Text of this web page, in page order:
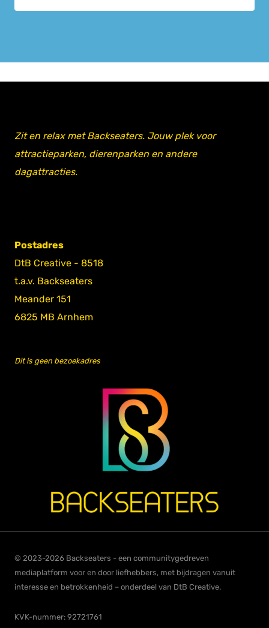
Zit en relax met Backseaters. Jouw plek voor
attractieparken, dierenparken en andere
dagattracties.
Postadres
DtB Creative - 8518
t.a.v. Backseaters
Meander 151
6825 MB Arnhem
Dit is geen bezoekadres
© 2023-2026 Backseaters - een communitygedreven
mediaplatform voor en door liefhebbers, met bijdragen vanuit
interesse en betrokkenheid – onderdeel van DtB Creative.
KVK-nummer: 92721761